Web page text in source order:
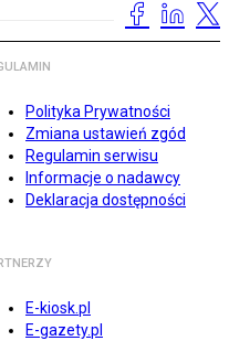
Polityka Prywatności
Zmiana ustawień zgód
Regulamin serwisu
Informacje o nadawcy
Deklaracja dostępności
E-kiosk.pl
E-gazety.pl